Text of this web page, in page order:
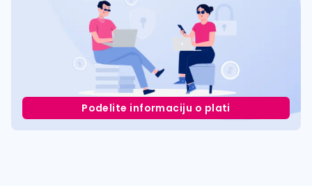
Podelite informaciju o plati